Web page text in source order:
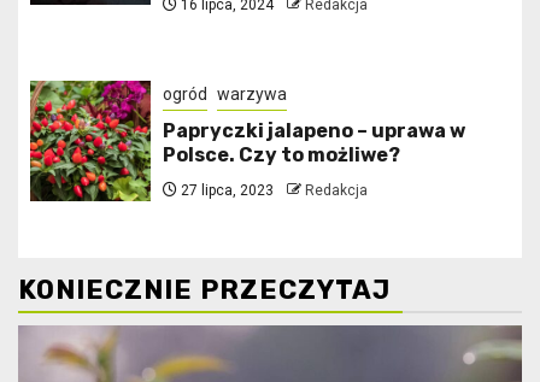
16 lipca, 2024 Redakcja
ogród warzywa
Papryczki jalapeno – uprawa w
Polsce. Czy to możliwe?
27 lipca, 2023 Redakcja
KONIECZNIE PRZECZYTAJ